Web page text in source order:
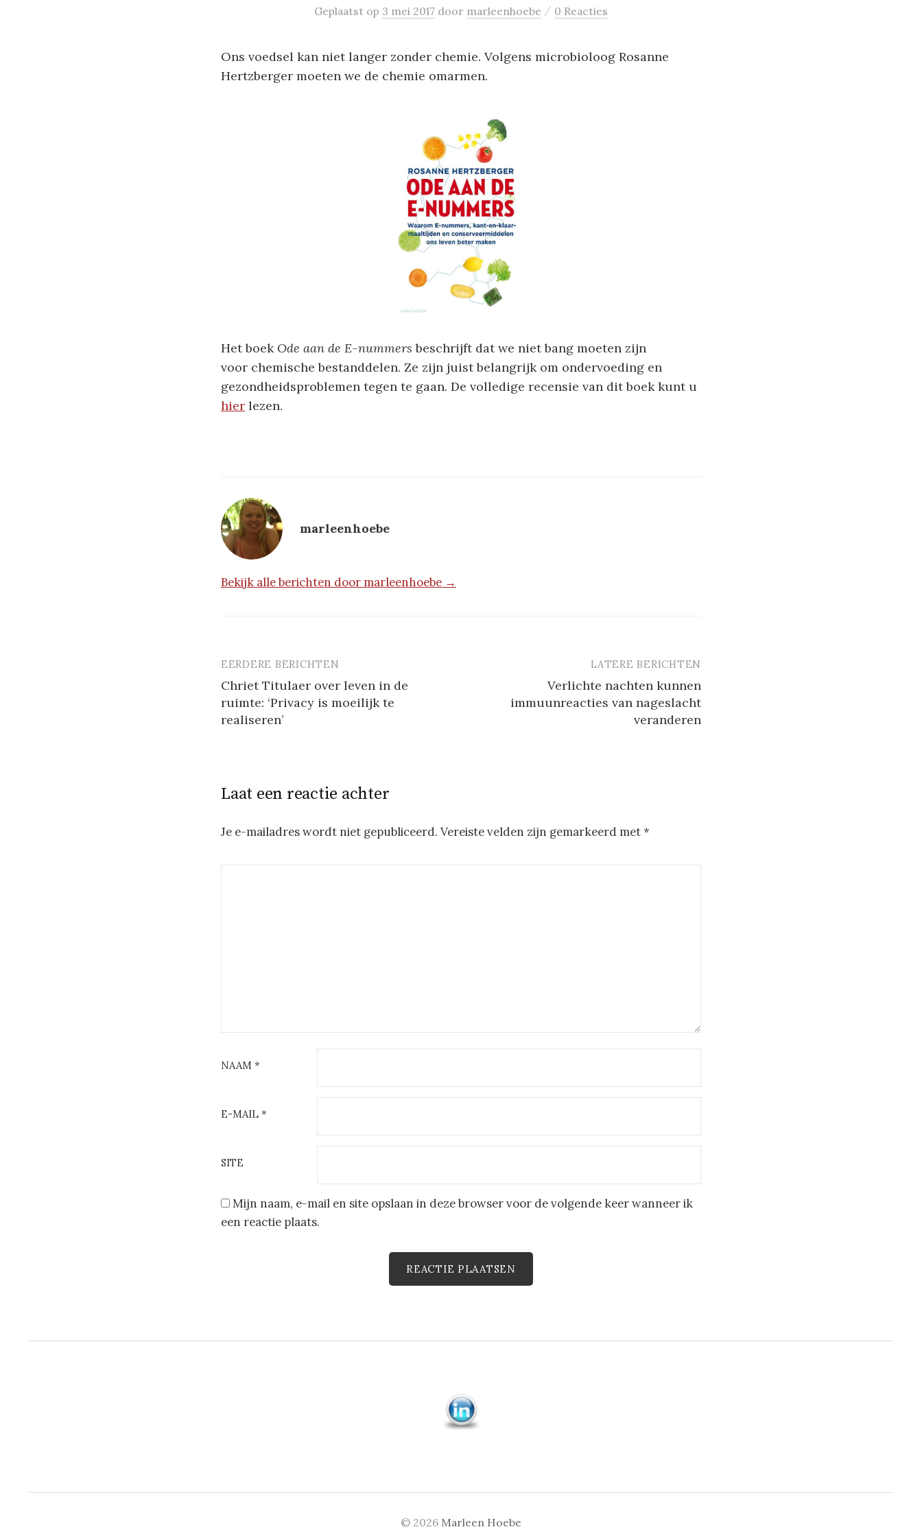
Geplaatst op 3 mei 2017 door marleenhoebe / 0 Reacties
Ons voedsel kan niet langer zonder chemie. Volgens microbioloog Rosanne
Hertzberger moeten we de chemie omarmen.
Het boek Ode aan de E-nummersbeschrijft dat we niet bang moeten zijn
voor chemische bestanddelen. Ze zijn juist belangrijk om ondervoeding en
gezondheidsproblemen tegen te gaan. De volledige recensie van dit boek kunt u
hier lezen.
marleenhoebe
Bekijk alle berichten door marleenhoebe →
Berichtnavigatie
EERDERE BERICHTEN
Chriet Titulaer over leven in de
ruimte: ‘Privacy is moeilijk te
realiseren’
LATERE BERICHTEN
Verlichte nachten kunnen
immuunreacties van nageslacht
veranderen
Laat een reactie achter
Je e-mailadres wordt niet gepubliceerd. Vereiste velden zijn gemarkeerd met*
NAAM *
E-MAIL *
SITE
Mijn naam, e-mail en site opslaan in deze browser voor de volgende keer wanneer ik
een reactie plaats.
© 2026 Marleen Hoebe